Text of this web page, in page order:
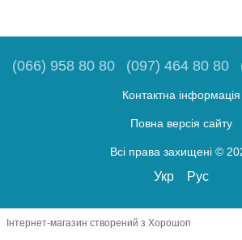
(066) 958 80 80 (097) 464 80 80
Контактна інформація
Повна версія сайту
Всі права захищені ©
Укр Рус
Інтернет-магазин створений з Хорошоп